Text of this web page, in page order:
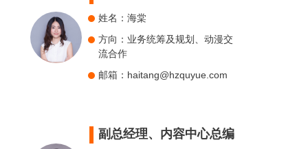
柚淘网
公司动态
姓名：海棠
方向：业务统筹及规划、动漫交
流合作
邮箱：haitang@hzquyue.com
副总经理、内容中心总编